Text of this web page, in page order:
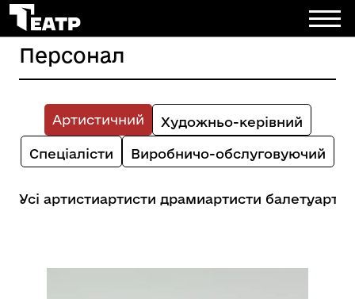
Персонал
Артистичний Художньо-керівний
Спеціалісти Виробничо-обслуговуючий
Усі артистиартисти драмиартисти балету